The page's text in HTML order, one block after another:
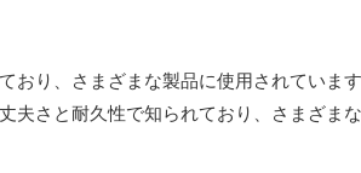
り、さまざまな製品に使用されています
夫さと耐久性で知られており、さまざま